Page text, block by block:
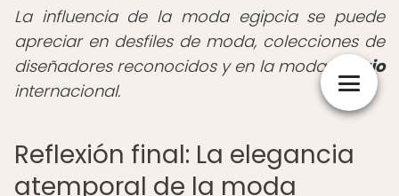
La influencia de la moda egipcia se puede
apreciar en desfiles de moda, colecciones de
diseñadores reconocidos y en la moda de
lujo
internacional.
Reflexión final: La elegancia
atemporal de la moda